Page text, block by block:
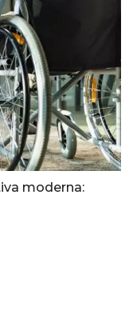
moderna: